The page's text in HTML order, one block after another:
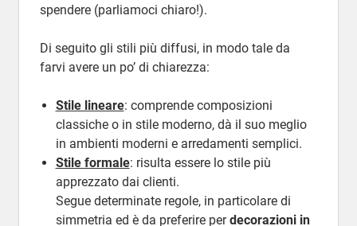
spendere (parliamoci chiaro!).
Di seguito gli stili più diffusi, in modo tale da
farvi avere un po’ di chiarezza:
Stile lineare: comprende composizioni
classiche o in stile moderno, dà il suo meglio
in ambienti moderni e arredamenti semplici.
Stile formale: risulta essere lo stile più
apprezzato dai clienti.
Segue determinate regole, in particolare di
simmetria ed è da preferire perdecorazioni in